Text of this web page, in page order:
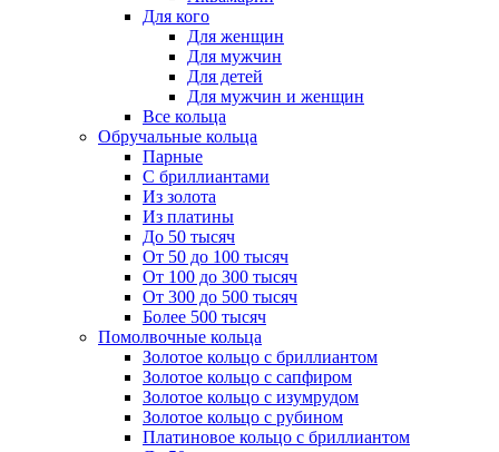
Для кого
Для женщин
Для мужчин
Для детей
Для мужчин и женщин
Все кольца
Обручальные кольца
Парные
С бриллиантами
Из золота
Из платины
До 50 тысяч
От 50 до 100 тысяч
От 100 до 300 тысяч
От 300 до 500 тысяч
Более 500 тысяч
Помолвочные кольца
Золотое кольцо с бриллиантом
Золотое кольцо с сапфиром
Золотое кольцо с изумрудом
Золотое кольцо с рубином
Платиновое кольцо с бриллиантом